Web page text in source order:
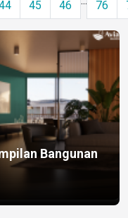
45 46 76
Bangunan